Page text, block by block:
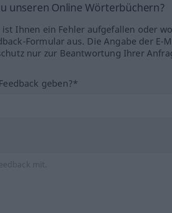
unseren Online Wörterbüchern?
Ihnen ein Fehler aufgefallen oder
Formular aus. Die Angabe der
nur zur Beantwortung Ihrer
geben?*